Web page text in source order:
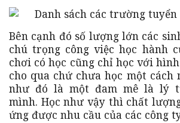
Bên cạnh đó số lượng lớn các
chú trọng công việc học hành
chơi có học cũng chỉ học với
cho qua chứ chưa học một cách
như đó là một đam mê là lý
mình. Học như vậy thì chất
ứng được nhu cầu của các công